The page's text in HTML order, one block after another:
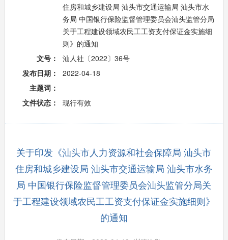
住房和城乡建设局 汕头市交通运输局 汕头市水
务局 中国银行保险监督管理委员会汕头监管分局
关于工程建设领域农民工工资支付保证金实施细
则》的通知
文号：
汕人社〔2022〕36号
发布日期：
2022-04-18
主题词：
文件状态：
现行有效
关于印发《汕头市人力资源和社会保障局 汕头市
住房和城乡建设局 汕头市交通运输局 汕头市水务
局 中国银行保险监督管理委员会汕头监管分局关
于工程建设领域农民工工资支付保证金实施细则》
的通知